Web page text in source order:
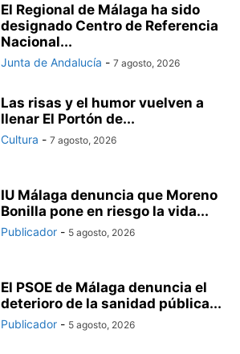
El Regional de Málaga ha sido
designado Centro de Referencia
Nacional...
Junta de Andalucía - 7 agosto, 2026
Las risas y el humor vuelven a
llenar El Portón de...
Cultura - 7 agosto, 2026
IU Málaga denuncia que Moreno
Bonilla pone en riesgo la vida...
Publicador - 5 agosto, 2026
El PSOE de Málaga denuncia el
deterioro de la sanidad pública...
Publicador - 5 agosto, 2026